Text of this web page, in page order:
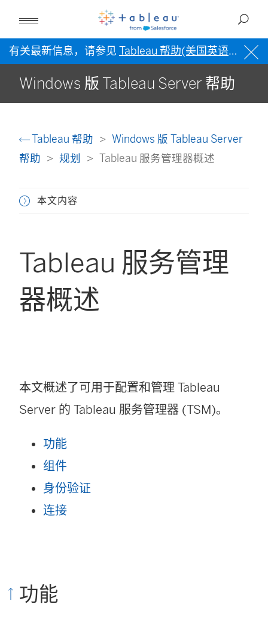
有关最新信息，请参见 Tableau 帮助(美国英语) 。
Windows 版 Tableau Server 帮助
Tableau 帮助
Windows 版 Tableau Server
帮助
规划 Tableau 服务管理器概述
本文内容
Tableau 服务管理
器概述
本文概述了可用于配置和管理 Tableau
Server 的 Tableau 服务管理器 (TSM)。
功能
组件
身份验证
连接
功能